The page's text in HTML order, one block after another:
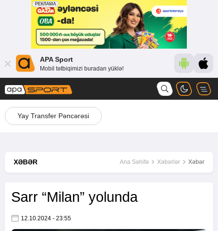
APA Sport
Mobil tətbiqimizi buradan yüklə!
Yay Transfer Pəncərəsi
XƏBƏR Ana Səhifə Xəbərlər Xəbər
Sarr “Milan” yolunda
12.10.2024 - 23:55